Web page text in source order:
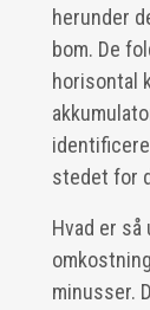
herunder
bom. De
horisontal
stedet for
Hvad er så
minusser.